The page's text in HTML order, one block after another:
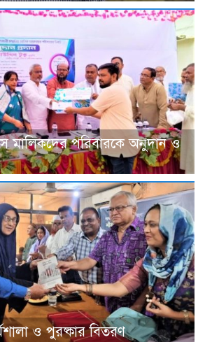
মালিকদের পরিবারকে অনুদান ও
ও পুরষ্কার বিতরণ